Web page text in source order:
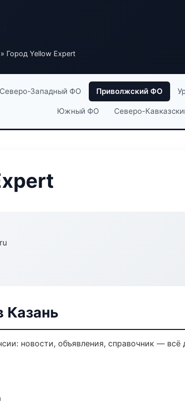
» Город Yellow Expert
Северо-Западный ФО Приволжский ФО
Южный ФО Северо-
Казань
новости, объявления, справочник — всё